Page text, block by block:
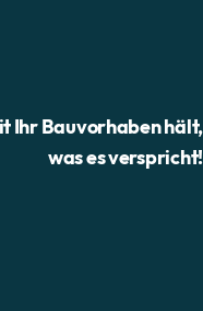
Ihr Bauvorhaben hält,
was es verspricht!